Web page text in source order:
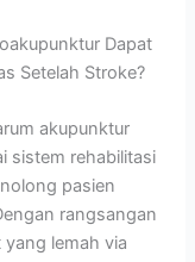
Dapat
Setelah Stroke?
akupunktur
sistem rehabilitasi
pasien
rangsangan
lemah via